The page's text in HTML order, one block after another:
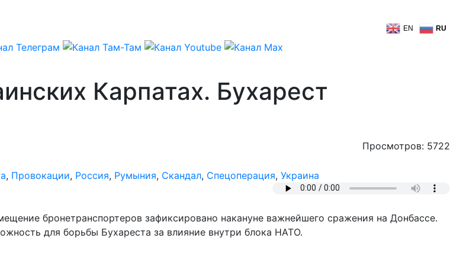
EN RU
Карпатах. Бухарест
Просмотров: 5722
, Провокации, Россия, Румыния, Скандал, Спецоперация, Украина
бронетранспортеров зафиксировано накануне важнейшего сражения на Донбассе.
для борьбы Бухареста за влияние внутри блока НАТО.